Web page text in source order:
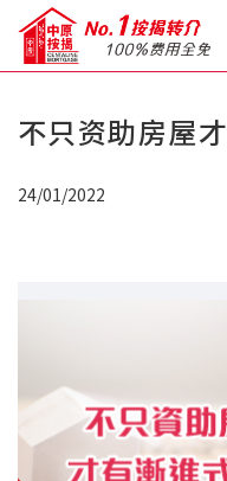
关于我们
免费开户转介服务
私人贷款
不只资助房屋
24/01/2022